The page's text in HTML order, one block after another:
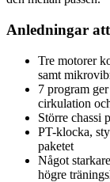
Anledningar
Tre motorer
samt
7 program
cirkulation
Större chassi
PT-klocka,
paketet
Något
högre